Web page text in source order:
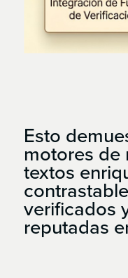
Esto
motores de
textos
verificados
reputadas